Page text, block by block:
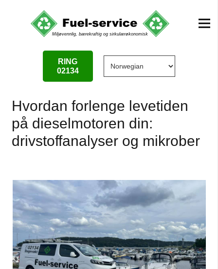
RING
02134
Hvordan forlenge levetiden
på dieselmotoren din:
drivstoffanalyser og mikrober